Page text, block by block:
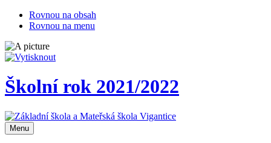
Rovnou na obsah
Rovnou na menu
Školní rok 2021/2022
Otevřit
navigaci
Menu